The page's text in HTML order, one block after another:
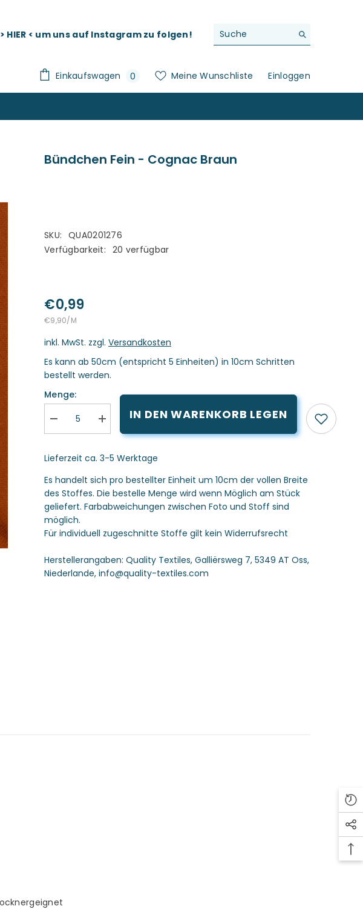
HIER < um uns auf Instagram zu folgen!
Einkaufswagen 00
Meine Wunschliste Einloggen
Bündchen Fein - Cognac Braun
SKU:
QUA0201276
Verfügbarkeit: 20 verfügbar
€0,99
STÜCKPREIS
€9,90/PRO
M
inkl. MwSt. zzgl.Versandkosten
Es kann ab 50cm (entspricht 5 Einheiten) in 10cm Schritten
bestellt werden.
Menge:
Menge
verringern
fein
Cognac
Menge
erhöhen
fein
Cognac
braun
IN DEN WARENKORB LEGEN
Lieferzeit ca. 3-5 Werktage
Es handelt sich pro bestellter Einheit um 10cm der vollen Breite
des Stoffes. Die bestelle Menge wird wenn Möglich am Stück
geliefert. Farbabweichungen zwischen Foto und Stoff sind
möglich.
Für individuell zugeschnitte Stoffe gilt kein Widerrufsrecht
Herstellerangaben:Quality Textiles, Galliërsweg 7, 5349 AT Oss,
Niederlande, info@quality-textiles.com